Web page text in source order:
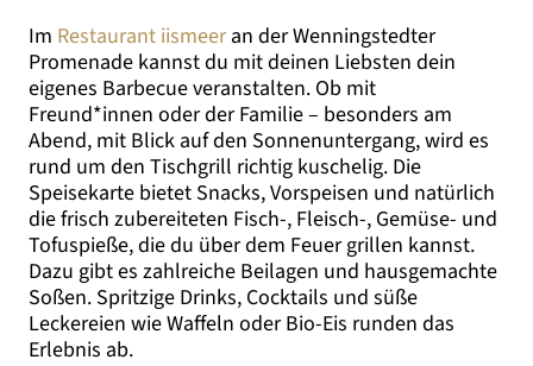
Im Restaurant iismeeran der Wenningstedter
Promenade kannst du mit deinen Liebsten dein
eigenes Barbecue veranstalten. Ob mit
Freund*innen oder der Familie – besonders am
Abend, mit Blick auf den Sonnenuntergang, wird es
rund um den Tischgrill richtig kuschelig. Die
Speisekarte bietet Snacks, Vorspeisen und natürlich
die frisch zubereiteten Fisch-, Fleisch-, Gemüse- und
Tofuspieße, die du über dem Feuer grillen kannst.
Dazu gibt es zahlreiche Beilagen und hausgemachte
Soßen. Spritzige Drinks, Cocktails und süße
Leckereien wie Waffeln oder Bio-Eis runden das
Erlebnis ab.